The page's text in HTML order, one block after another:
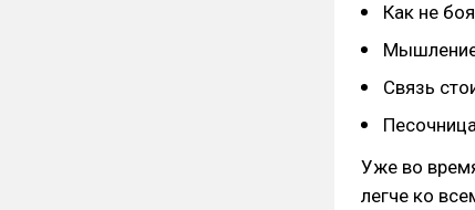
Как не
Связь
Уже во
легче ко